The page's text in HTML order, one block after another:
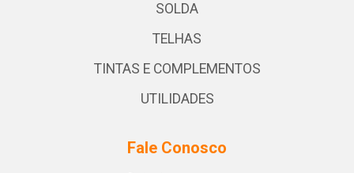
SOLDA
TELHAS
TINTAS E COMPLEMENTOS
UTILIDADES
Fale Conosco